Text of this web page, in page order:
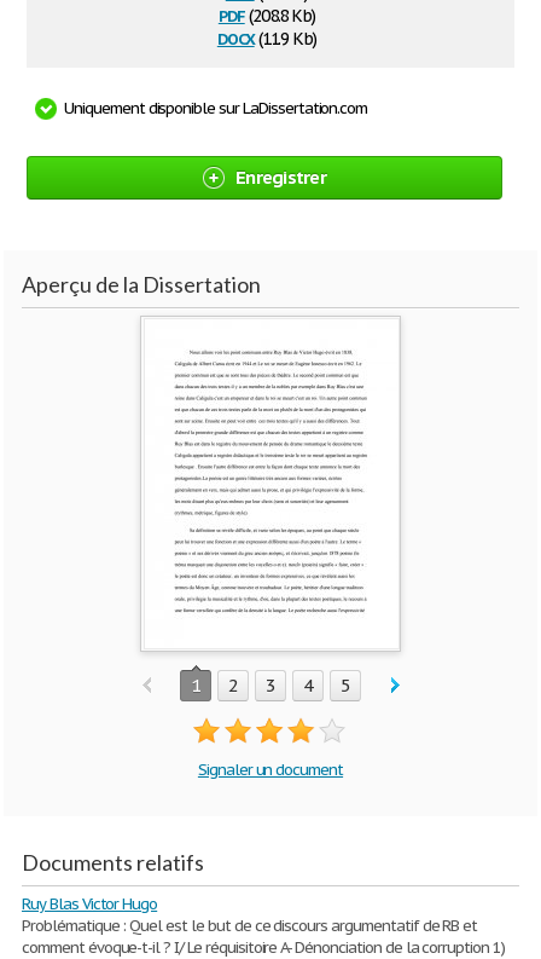
pdf(208.8 Kb)
docx(11.9 Kb)
Uniquement disponible sur LaDissertation.com
Enregistrer
Aperçu de la Dissertation
1 2 3 4 5
Signaler un document
Documents relatifs
Ruy Blas Victor Hugo
Problématique : Quel est le but de ce discours argumentatif de RB et
comment évoque-t-il ? I/ Le réquisitoire A- Dénonciation de la corruption 1)